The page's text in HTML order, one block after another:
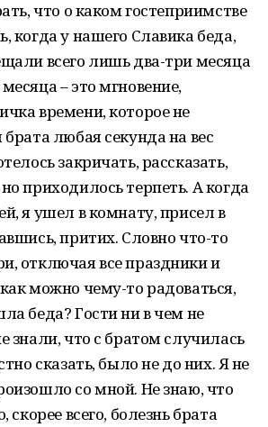
что о каком гостеприимстве
когда у нашего Славика беда,
всего лишь два-три месяца
– это мгновение,
времени, которое не
любая секунда на вес
закричать, рассказать,
приходилось терпеть. А когда
я ушел в комнату, присел в
притих. Словно что-то
отключая все праздники и
можно чему-то радоваться,
беда? Гости ни в чем не
знали, что с братом случилась
сказать, было не до них. Я не
со мной. Не знаю, что
скорее всего, болезнь брата